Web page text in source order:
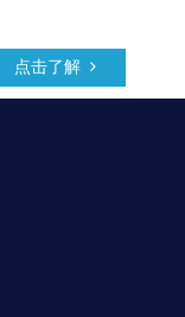
点击了解